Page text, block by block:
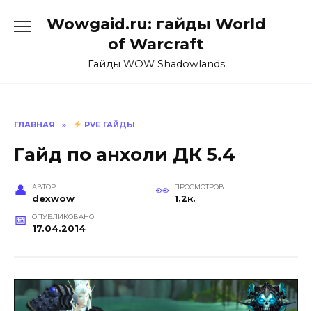
Wowgaid.ru: гайды World
of Warcraft
Гайды WOW Shadowlands
ГЛАВНАЯ » PVE ГАЙДЫ
Гайд по анхоли ДК 5.4
АВТОР
dexwow
ПРОСМОТРОВ
1.2к.
ОПУБЛИКОВАНО
17.04.2014